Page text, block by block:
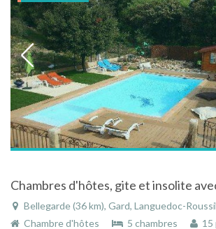
Bellegarde (36 km), Gard, Languedoc-
Chambre d'hôtes
5 chambres 15